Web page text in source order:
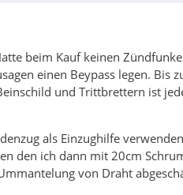
beim Kauf keinen
einen Beypass legen. Bis
und Trittbrettern ist
als Einzughilfe
den ich dann mit 20cm
von Draht